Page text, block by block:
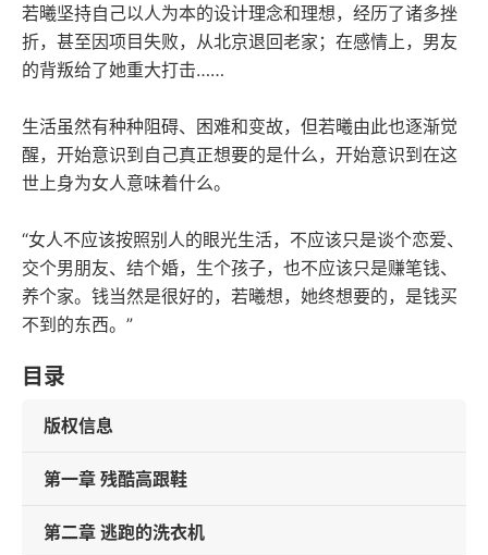
若曦坚持自己以人为本的设计理念和理想，经历了诸多挫
折，甚至因项目失败，从北京退回老家；在感情上，男友
的背叛给了她重大打击……
生活虽然有种种阻碍、困难和变故，但若曦由此也逐渐觉
醒，开始意识到自己真正想要的是什么，开始意识到在这
世上身为女人意味着什么。
“女人不应该按照别人的眼光生活，不应该只是谈个恋爱、
交个男朋友、结个婚，生个孩子，也不应该只是赚笔钱、
养个家。钱当然是很好的，若曦想，她终想要的，是钱买
不到的东西。”
目录
版权信息
第一章 残酷高跟鞋
第二章 逃跑的洗衣机